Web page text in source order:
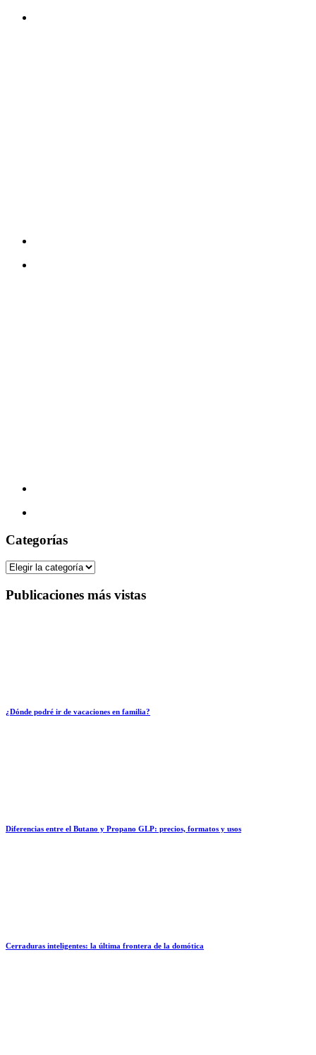
Categorías
Categorías
Publicaciones más vistas
¿Dónde podré ir de vacaciones en familia?
Diferencias entre el Butano y Propano GLP: precios, formatos y usos
Cerraduras inteligentes: la última frontera de la domótica